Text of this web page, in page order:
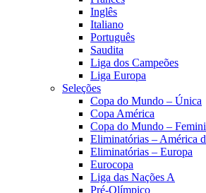
Inglês
Italiano
Português
Saudita
Liga dos Campeões
Liga Europa
Seleções
Copa do Mundo – Única
Copa América
Copa do Mundo –
Eliminatórias – América
Eliminatórias – Europa
Eurocopa
Liga das Nações A
Pré-Olímpico